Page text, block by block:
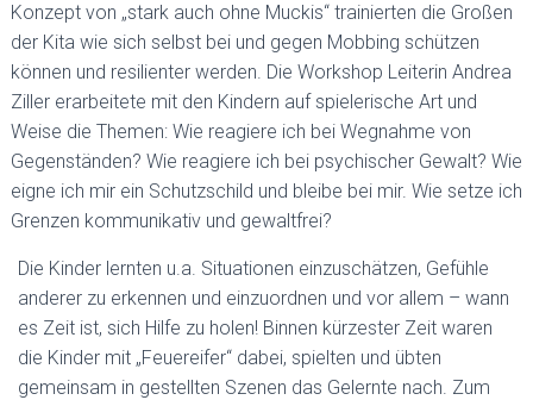
Konzept von „stark auch ohne Muckis“ trainierten die Großen
der Kita wie sich selbst bei und gegen Mobbing schützen
können und resilienter werden. Die Workshop Leiterin Andrea
Ziller erarbeitete mit den Kindern auf spielerische Art und
Weise die Themen: Wie reagiere ich bei Wegnahme von
Gegenständen? Wie reagiere ich bei psychischer Gewalt? Wie
eigne ich mir ein Schutzschild und bleibe bei mir. Wie setze ich
Grenzen kommunikativ und gewaltfrei?
Die Kinder lernten u.a. Situationen einzuschätzen, Gefühle
anderer zu erkennen und einzuordnen und vor allem – wann
es Zeit ist, sich Hilfe zu holen! Binnen kürzester Zeit waren
die Kinder mit „Feuereifer“ dabei, spielten und übten
gemeinsam in gestellten Szenen das Gelernte nach. Zum